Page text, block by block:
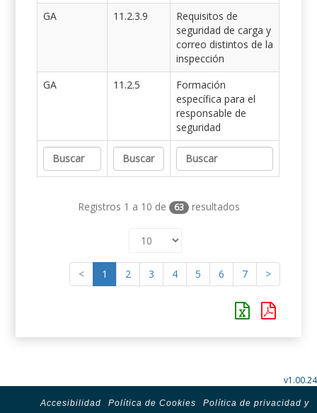
GA
11.2.3.9
Requisitos de
seguridad de carga y
correo distintos de la
inspección
GA
11.2.5
Formación
específica para el
responsable de
seguridad
Registros 1 a 10 de 63 resultados
< 1 2 3 4 5 6 7 >
v1.00.24
Accesibilidad Política de Cookies
Política de privacidad y